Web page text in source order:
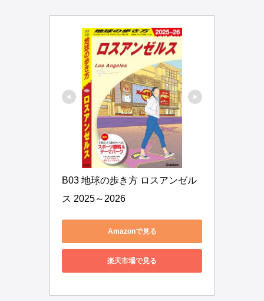
B03 地球の歩き方 ロスアンゼル
ス 2025～2026
Amazonで見る
楽天市場で見る